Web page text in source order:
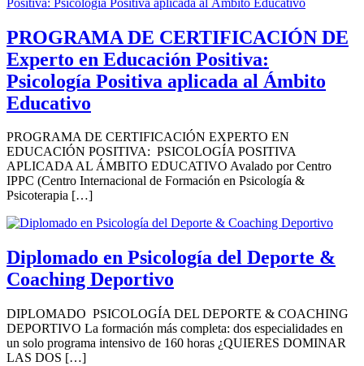
PROGRAMA DE CERTIFICACIÓN DE
Experto en Educación Positiva:
Psicología Positiva aplicada al Ámbito
Educativo
PROGRAMA DE CERTIFICACIÓN EXPERTO EN
EDUCACIÓN POSITIVA: PSICOLOGÍA POSITIVA
APLICADA AL ÁMBITO EDUCATIVO Avalado por Centro
IPPC (Centro Internacional de Formación en Psicología &
Psicoterapia […]
Diplomado en Psicología del Deporte &
Coaching Deportivo
DIPLOMADO PSICOLOGÍA DEL DEPORTE & COACHING
DEPORTIVO La formación más completa: dos especialidades en
un solo programa intensivo de 160 horas ¿QUIERES DOMINAR
LAS DOS […]